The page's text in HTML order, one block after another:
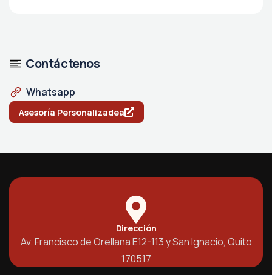
Contáctenos
Whatsapp
Asesoría Personalizadea
Dirección
Av. Francisco de Orellana E12-113 y San Ignacio, Quito
170517